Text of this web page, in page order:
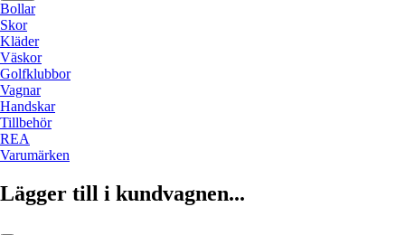
Bollar
Skor
Kläder
Väskor
Golfklubbor
Vagnar
Handskar
Tillbehör
REA
Varumärken
Lägger till i kundvagnen...